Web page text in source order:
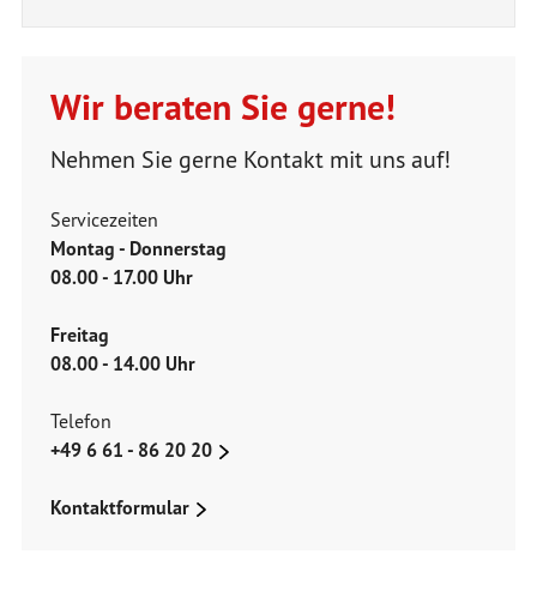
Wir beraten Sie gerne!
Nehmen Sie gerne Kontakt mit uns auf!
Servicezeiten
Montag - Donnerstag
08.00 - 17.00 Uhr
Freitag
08.00 - 14.00 Uhr
Telefon
+49 6 61 - 86 20 20
Kontaktformular